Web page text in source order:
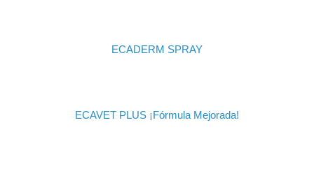
ECADERM SPRAY
ECAVET PLUS ¡Fórmula Mejorada!